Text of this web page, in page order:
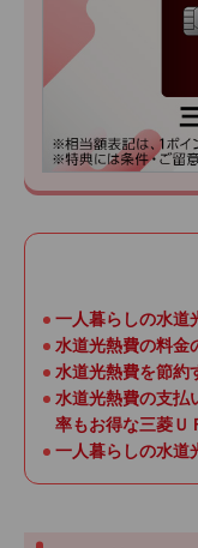
一人暮らしの水道
水道光熱費の料金
水道光熱費を節約
水道光熱費の支払
率もお得な三菱Ｕ
一人暮らしの水道